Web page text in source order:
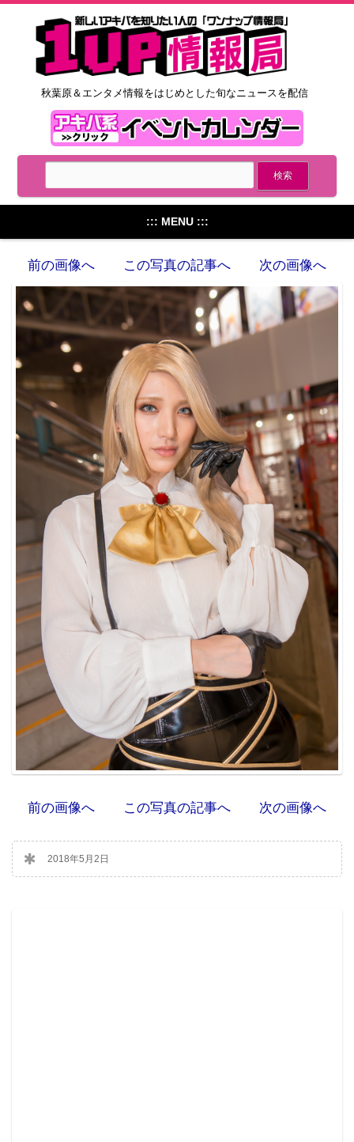
秋葉原＆エンタメ情報をはじめとした旬なニュースを配信
::: MENU :::
前の画像へ この写真の記事へ 次の画像へ
前の画像へ この写真の記事へ 次の画像へ
2018年5月2日